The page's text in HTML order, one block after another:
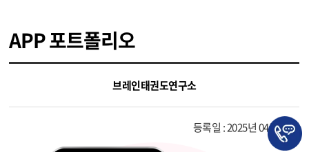
APP 포트폴리오
브레인태권도연구소
등록일 : 2025년 04월 04일